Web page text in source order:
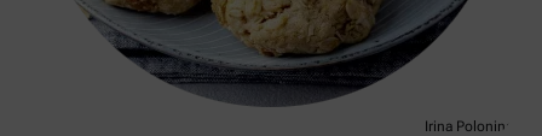
Irina Polonina